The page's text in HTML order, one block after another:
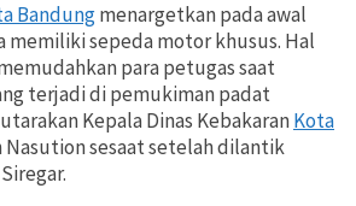
Bandungmenargetkan pada awal
memiliki sepeda motor khusus. Hal
para petugas saat
terjadi di pemukiman padat
Kepala Dinas KebakaranKota
Nasution sesaat setelah dilantik